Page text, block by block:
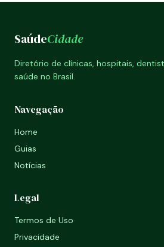
SaúdeCidade
Diretório de clínicas, hospitais,
saúde no Brasil.
Navegação
Home
Guias
Notícias
Legal
Termos de Uso
Privacidade